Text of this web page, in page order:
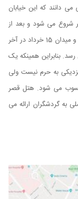
دانند که این خیابان
شروع می شود و بعد از
عبور از سه میدان اصلی بیت المقدس، میدان بسیج و میدان 15 خرداد در آخر
مسافربری یعنی خیابان امام رضای 69 می رسد. بنابراین همینکه یک
به حرم نیست ولی
می شود. هتل قصر
به گردشگران ارائه می